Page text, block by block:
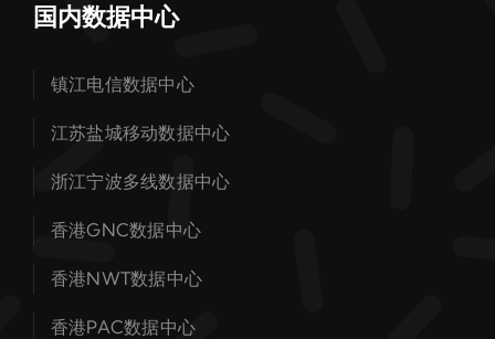
国内数据中心
镇江电信数据中心
江苏盐城移动数据中心
浙江宁波多线数据中心
香港GNC数据中心
香港NWT数据中心
香港PAC数据中心